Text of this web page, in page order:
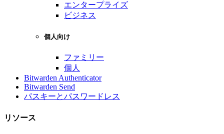
エンタープライズ
ビジネス
個人向け
ファミリー
個人
Bitwarden Authenticator
Bitwarden Send
パスキーとパスワードレス
リソース